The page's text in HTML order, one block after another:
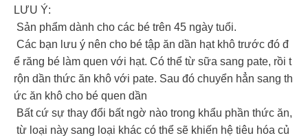
LƯU Ý:
Sản phẩm dành cho các bé trên 45 ngày tuổi.
Các bạn lưu ý nên cho bé tập ăn dần hạt khô trước đó đ
ể răng bé làm quen với hạt. Có thể từ sữa sang pate, rồi t
rộn dần thức ăn khô với pate. Sau đó chuyển hẳn sang th
ức ăn khô cho bé quen dần
Bất cứ sự thay đổi bất ngờ nào trong khẩu phần thức ăn,
từ loại này sang loại khác có thể sẽ khiến hệ tiêu hóa củ